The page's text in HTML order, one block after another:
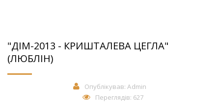
"ДІМ-2013 - КРИШТАЛЕВА ЦЕГЛА"
(ЛЮБЛІН)
Опублікував:Admin
Переглядів: 627